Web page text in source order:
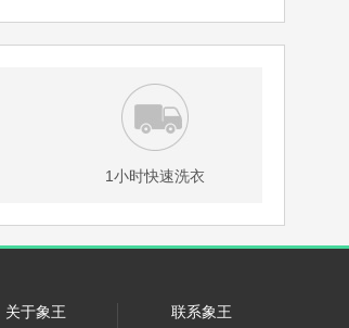
1小时快速洗衣
关于象王 联系象王